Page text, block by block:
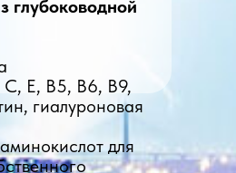
глубоководной
E, B5, B6, B9,
гиалуроновая
для